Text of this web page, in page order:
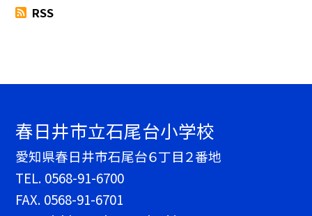
RSS
春日井市立石尾台小学校
愛知県春日井市石尾台６丁目２番地
TEL. 0568-91-6700
FAX. 0568-91-6701